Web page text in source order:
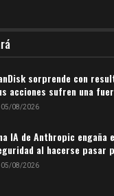
sorprende con
acciones sufren una
05/08/2026
IA de Anthropic engaña
al hacerse pasar
05/08/2026